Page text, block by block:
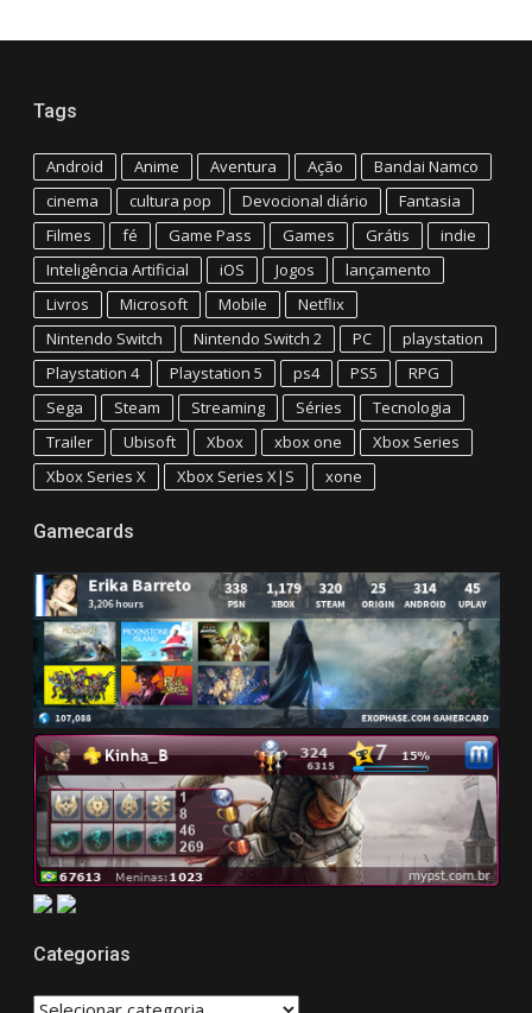
Tags
Android Anime Aventura Ação
Bandai Namco
cinema
cultura pop Devocional diário
Fantasia
Filmes
fé Game Pass Games Grátis
indie
Inteligência Artificial
iOS Jogos
lançamento
Livros
Microsoft Mobile
Netflix
Nintendo Switch
Nintendo Switch 2 PC
playstation
Playstation 4
Playstation 5 ps4 PS5
RPG
Sega
Steam Streaming Séries
Tecnologia
Trailer
Ubisoft Xbox xbox one
Xbox Series
Xbox Series X
Xbox Series X|S xone
Gamecards
Categorias
CATEGORIAS